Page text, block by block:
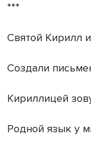
***
Святой Кирилл
Создали
Кириллицей
Родной язык у